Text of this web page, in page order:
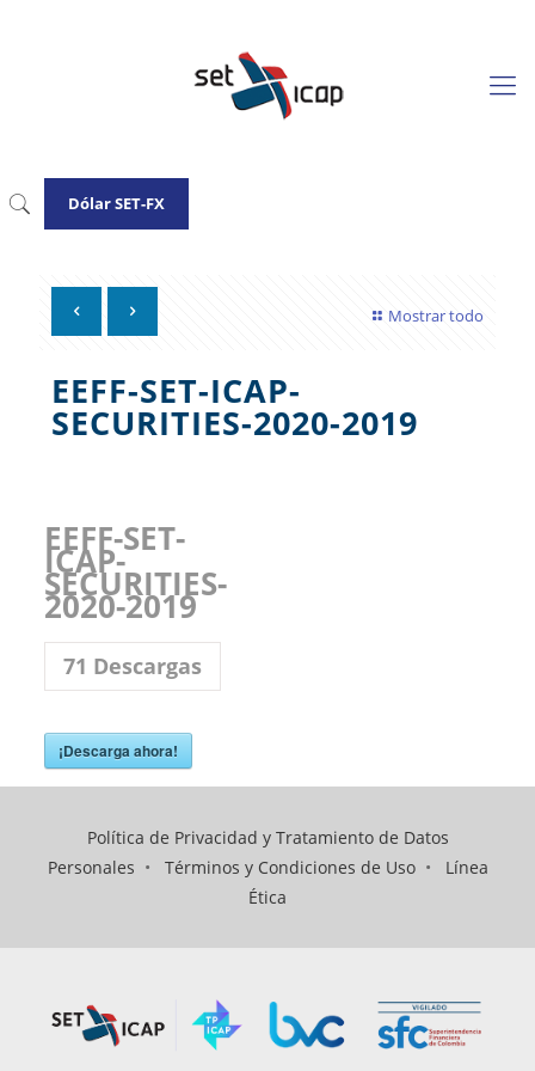
Dólar SET-FX
Mostrar todo
EEFF-SET-ICAP-
SECURITIES-2020-2019
EEFF-SET-
ICAP-
SECURITIES-
2020-2019
71 Descargas
¡Descarga ahora!
Política de Privacidad y Tratamiento de Datos
Personales • Términos y Condiciones de Uso• Línea
Ética